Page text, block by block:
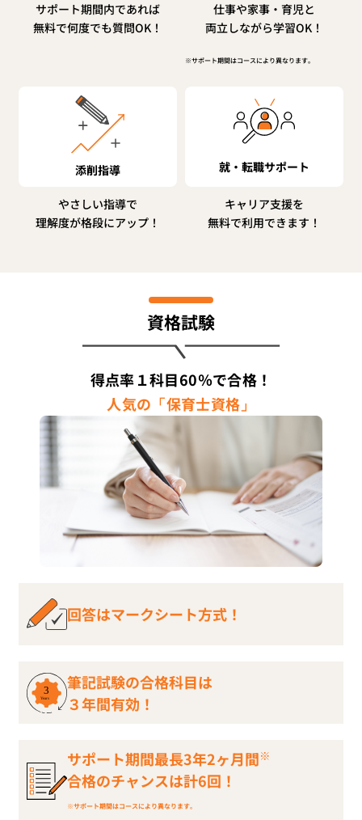
サポート期間内であれば
無料で何度でも質問OK！
仕事や家事・育児と
両立しながら学習OK！
※サポート期間はコースにより異なります。
添削指導
やさしい指導で
理解度が格段にアップ！
就・転職サポート
キャリア支援を
無料で利用できます！
資格試験
得点率１科目60％で合格！
人気の「保育士資格」
回答はマークシート方式！
筆記試験の合格科目は
３年間有効！
サポート期間最長3年2ヶ月間※
合格のチャンスは計6回！
※サポート期間はコースにより異なります。